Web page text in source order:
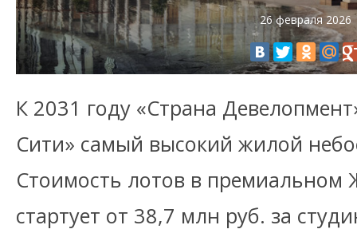
26 февраля 2026
К 2031 году «Страна
Сити» самый высокий жилой
Стоимость лотов в премиальном
стартует от 38,7 млн руб. за